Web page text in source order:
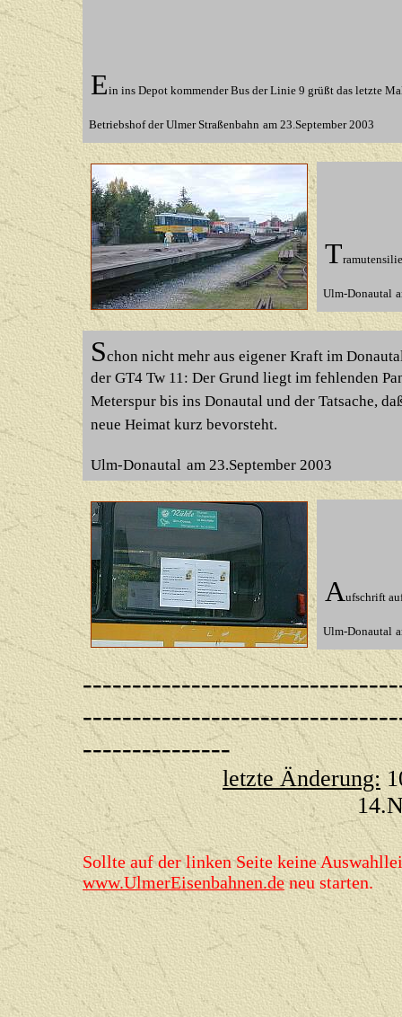
Ein ins Depot kommender Bus der Linie 9 grüßt das letzte
Betriebshof der Ulmer Straßenbahn am 23.September 2003
T
Ulm-Donautal
Schon nicht mehr aus eigener Kraft im
der GT4 Tw 11: Der Grund liegt im fehlenden
Meterspur bis ins Donautal und der Tatsache,
neue Heimat kurz bevorsteht.
Ulm-Donautal am 23.September 2003
Aufschrift
Ulm-Donautal
---------------
letzte Änderung:
Sollte auf der linken Seite keine
www.UlmerEisenbahnen.deneu starten.